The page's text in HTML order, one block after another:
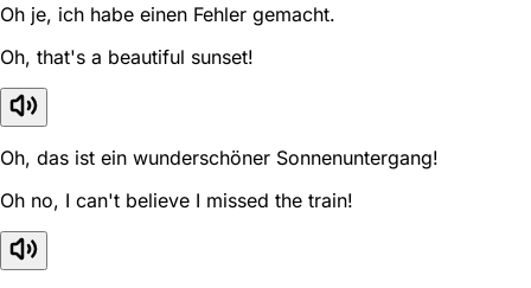
Oh je, ich habe einen Fehler gemacht.
Oh, that's a beautiful sunset!
Oh, das ist ein wunderschöner Sonnenuntergang!
Oh no, I can't believe I missed the train!